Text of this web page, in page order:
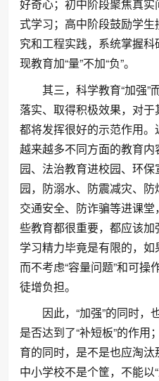
好奇心；初中阶段聚焦真
式学习；高中阶段鼓励学
究和工程实践，系统掌握
现教育加“量”不加“负”。
其三，科学教育“加强”
落实、取得积极效果，对
都将发挥很好的示范作用。
越来越多不同方面的教育
园、法治教育进校园、环
园，防溺水、防震减灾、
交通安全、防诈骗等进课
些教育都很重要，都应该加
学习精力毕竟是有限的，如
而不考虑“容量问题”和可操
徒增负担。
因此，“加强”的同时，
是否达到了“补短板”的作用
育的同时，是不是也应淘汰
中小学校不是个筐，不能以